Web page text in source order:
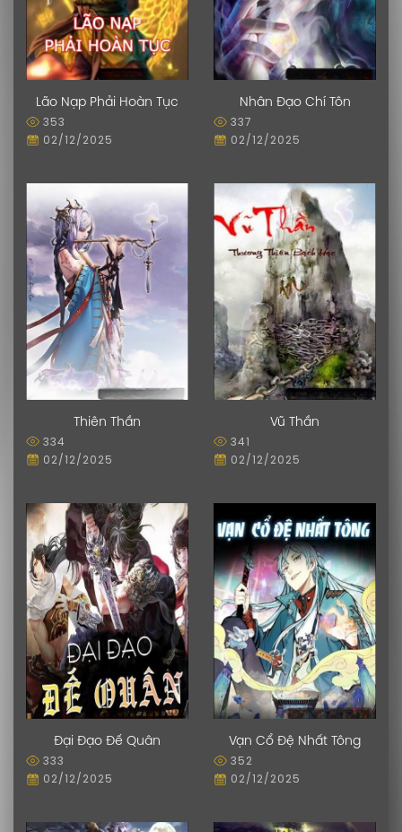
Lão Nạp Phải Hoàn Tục
353
02/12/2025
Nhân Đạo Chí Tôn
337
02/12/2025
Thiên Thần
334
02/12/2025
Vũ Thần
341
02/12/2025
Đại Đạo Đế Quân
333
02/12/2025
Vạn Cổ Đệ Nhất Tông
352
02/12/2025